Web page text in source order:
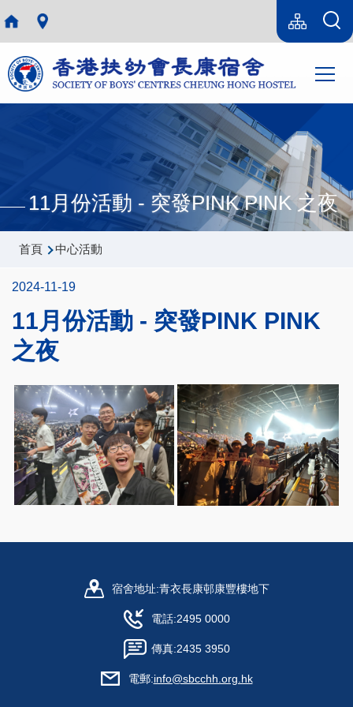
移至主內容
Language
switcher
sitemap(tc)
11月份活動 - 突發PINK PINK 之夜
導
連
結
首頁 中心活動
2024-11-19
11月份活動 - 突發PINK PINK
之夜
宿舍地址:青衣長康邨康豐樓地下
電話:2495 0000
傳真:2435 3950
電郵:info@sbcchh.org.hk